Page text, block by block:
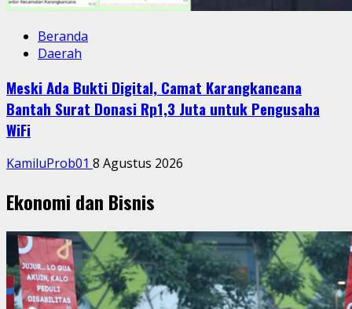
Beranda
Daerah
Meski Ada Bukti Digital, Camat Karangkancana
Bantah Surat Donasi Rp1,3 Juta untuk Pengusaha
WiFi
KamiluProb01 8 Agustus 2026
Ekonomi dan Bisnis